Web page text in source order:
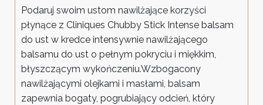
Podaruj swoim ustom nawilżające korzyści
płynące z Cliniques Chubby Stick Intense balsam
do ust w kredce intensywnie nawilżającego
balsamu do ust o pełnym pokryciu i miękkim,
błyszczącym wykończeniu.Wzbogacony
nawilżającymi olejkami i masłami, balsam
zapewnia bogaty, pogrubiający odcień, który